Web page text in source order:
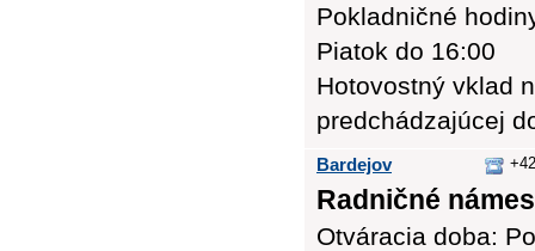
Pokladničné
Piatok do 16:00
Hotovostný vklad
predchádzajúcej
Bardejov
Radničné
Otváracia doba: